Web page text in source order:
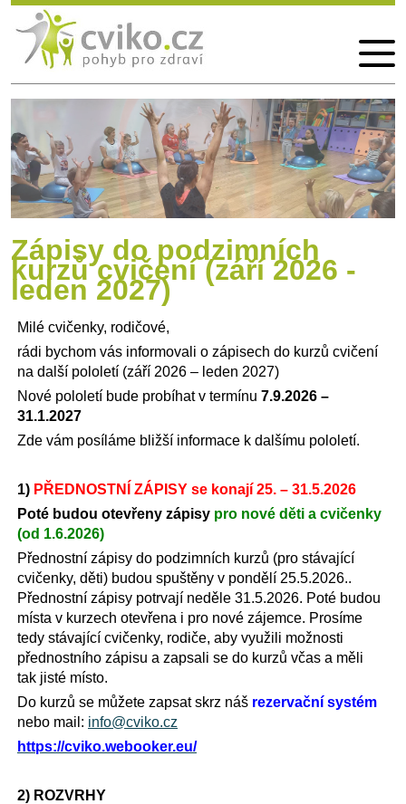
Pobyty
Fotogalerie
Kontakt
Zápisy do podzimních
kurzů cvičení (září 2026 -
leden 2027)
Milé cvičenky, rodičové,
rádi bychom vás informovali o zápisech do kurzů cvičení
na další pololetí (září 2026 – leden 2027)
Nové pololetí bude probíhat v termínu 7.9.2026 –
31.1.2027
Zde vám posíláme bližší informace k dalšímu pololetí.
1) PŘEDNOSTNÍ ZÁPISY se konají 25. – 31.5.2026
Poté budou otevřeny zápisy pro nové děti a cvičenky
(od 1.6.2026)
Přednostní zápisy do podzimních kurzů (pro stávající
cvičenky, děti) budou spuštěny v pondělí 25.5.2026..
Přednostní zápisy potrvají neděle 31.5.2026. Poté budou
místa v kurzech otevřena i pro nové zájemce. Prosíme
tedy stávající cvičenky, rodiče, aby využili možnosti
přednostního zápisu a zapsali se do kurzů včas a měli
tak jisté místo.
Do kurzů se můžete zapsat skrz náš rezervační systém
nebo mail: info@cviko.cz
https://cviko.webooker.eu/
2) ROZVRHY